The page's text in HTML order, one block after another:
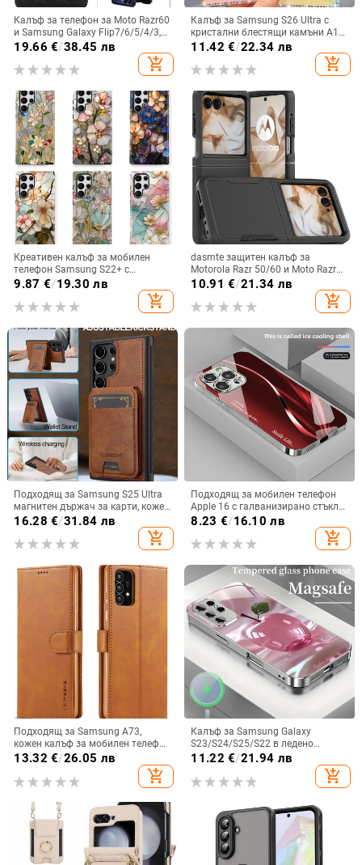
Калъф за телефон за Moto Razr60
и Samsung Galaxy Flip7/6/5/4/3,
сгъваем с пръстен, защита от
изпускане, минималистичен PU
кожен калъф, ръчна изработка
19.66 €/38.45 лв
add_shopping_cart
Калъф за Samsung S26 Ultra с
кристални блестящи камъни A17,
A57IMD Aurora Bow и S24FE,
11.42 €/22.34 лв
add_shopping_cart
Креативен калъф за мобилен
телефон Samsung S22+ с
остъклено цвете, защита от
падане, Ultra Film Case за Apple
13
9.87 €/19.30 лв
add_shopping_cart
dasmte защитен калъф за
Motorola Razr 50/60 и Moto Razr
2024 с сгъваем дисплей
10.91 €/21.34 лв
add_shopping_cart
Подходящ за Samsung S25 Ultra
магнитен държач за карти, кожен
калъф S24Plus, защитен калъф,
разделен на части, калъф за
мобилен телефон Samsung
16.28 €/31.84 лв
add_shopping_cart
Подходящ за мобилен телефон
Apple 16 с галванизирано стъкло
и ослепителна течаща светлина,
семпъл iPhone 17 Pro, модерен и
лек луксозен 14 Plus.
8.23 €/16.10 лв
add_shopping_cart
Подходящ за Samsung A73,
кожен калъф за мобилен телефон
A36/A16, калъф за мобилен
телефон A26/A56, флип калъф,
защитен калъф, невидима скоба.
13.32 €/26.05 лв
add_shopping_cart
Калъф за Samsung Galaxy
S23/S24/S25/S22 в ледено
кристално розово със стъклена
повърхност и метално боядисано
покритие
11.22 €/21.94 лв
add_shopping_cart